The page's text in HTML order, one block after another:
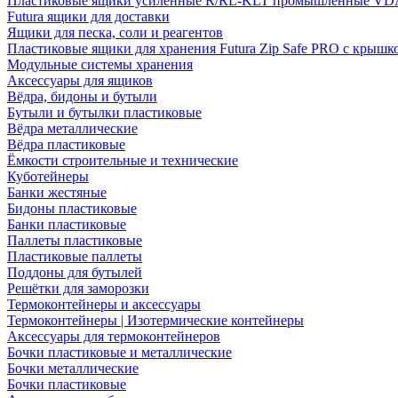
Futura ящики для доставки
Ящики для песка, соли и реагентов
Пластиковые ящики для хранения Futura Zip Safe PRO с
Модульные системы хранения
Аксессуары для ящиков
Вёдра, бидоны и бутыли
Бутыли и бутылки пластиковые
Вёдра металлические
Вёдра пластиковые
Ёмкости строительные и технические
Куботейнеры
Банки жестяные
Бидоны пластиковые
Банки пластиковые
Паллеты пластиковые
Пластиковые паллеты
Поддоны для бутылей
Решётки для заморозки
Термоконтейнеры и аксессуары
Термоконтейнеры | Изотермические контейнеры
Аксессуары для термоконтейнеров
Бочки пластиковые и металлические
Бочки металлические
Бочки пластиковые